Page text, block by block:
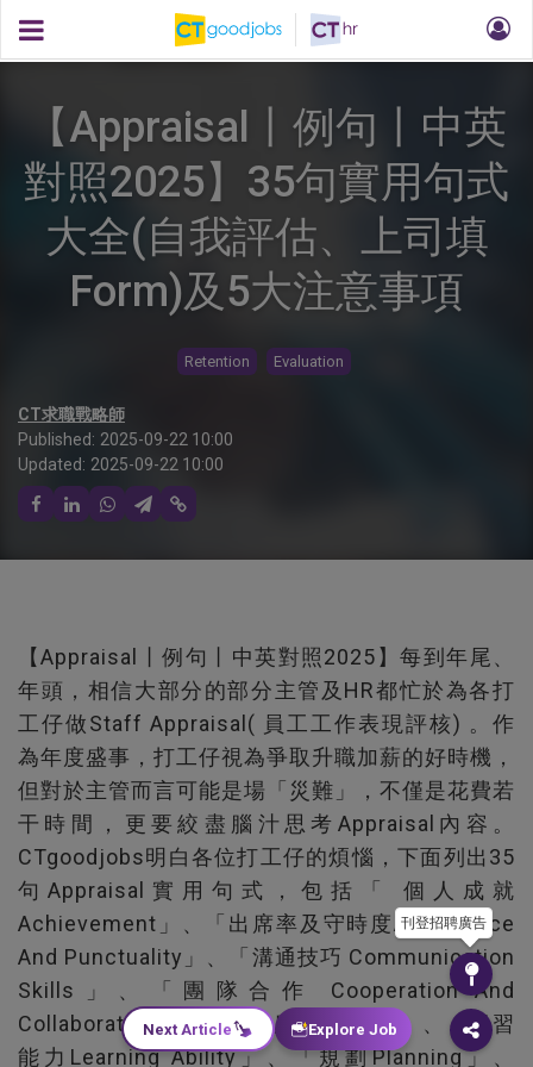
【Appraisal丨例句丨中英
對照2025】35句實用句式
大全(自我評估、上司填
Form)及5大注意事項
Retention Evaluation
CT求職戰略師
Published: 2025-09-22 10:00
Updated: 2025-09-22 10:00
【Appraisal丨例句丨中英對照2025】每到年尾、
年頭，相信大部分的部分主管及HR都忙於為各打
工仔做Staff Appraisal( 員工工作表現評核) 。作
為年度盛事，打工仔視為爭取升職加薪的好時機，
但對於主管而言可能是場「災難」，不僅是花費若
干時間，更要絞盡腦汁思考Appraisal內容。
CTgoodjobs明白各位打工仔的煩惱，下面列出35
句Appraisal實用句式，包括「 個人成就
Achievement」、「出席率及守時度Attendance
And Punctuality」、「溝通技巧 Communication
Skills」、「團隊合作 Cooperation And
Collaboration」、「創意度Creativity」、「學習
能力Learning Ability」、「規劃Planning」、
刊登招聘廣告
Next Article Explore Job